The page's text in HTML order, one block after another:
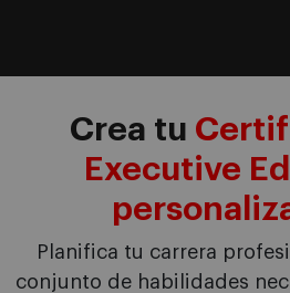
Crea tu
Executive
Planifica tu carrera
conjunto de habilidades